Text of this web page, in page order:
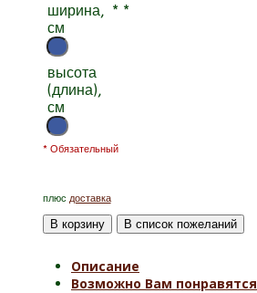
ширина,
см
*
высота
(длина),
см
*
* Обязательный
плюс доставка
Описание
Возможно Вам понравятся